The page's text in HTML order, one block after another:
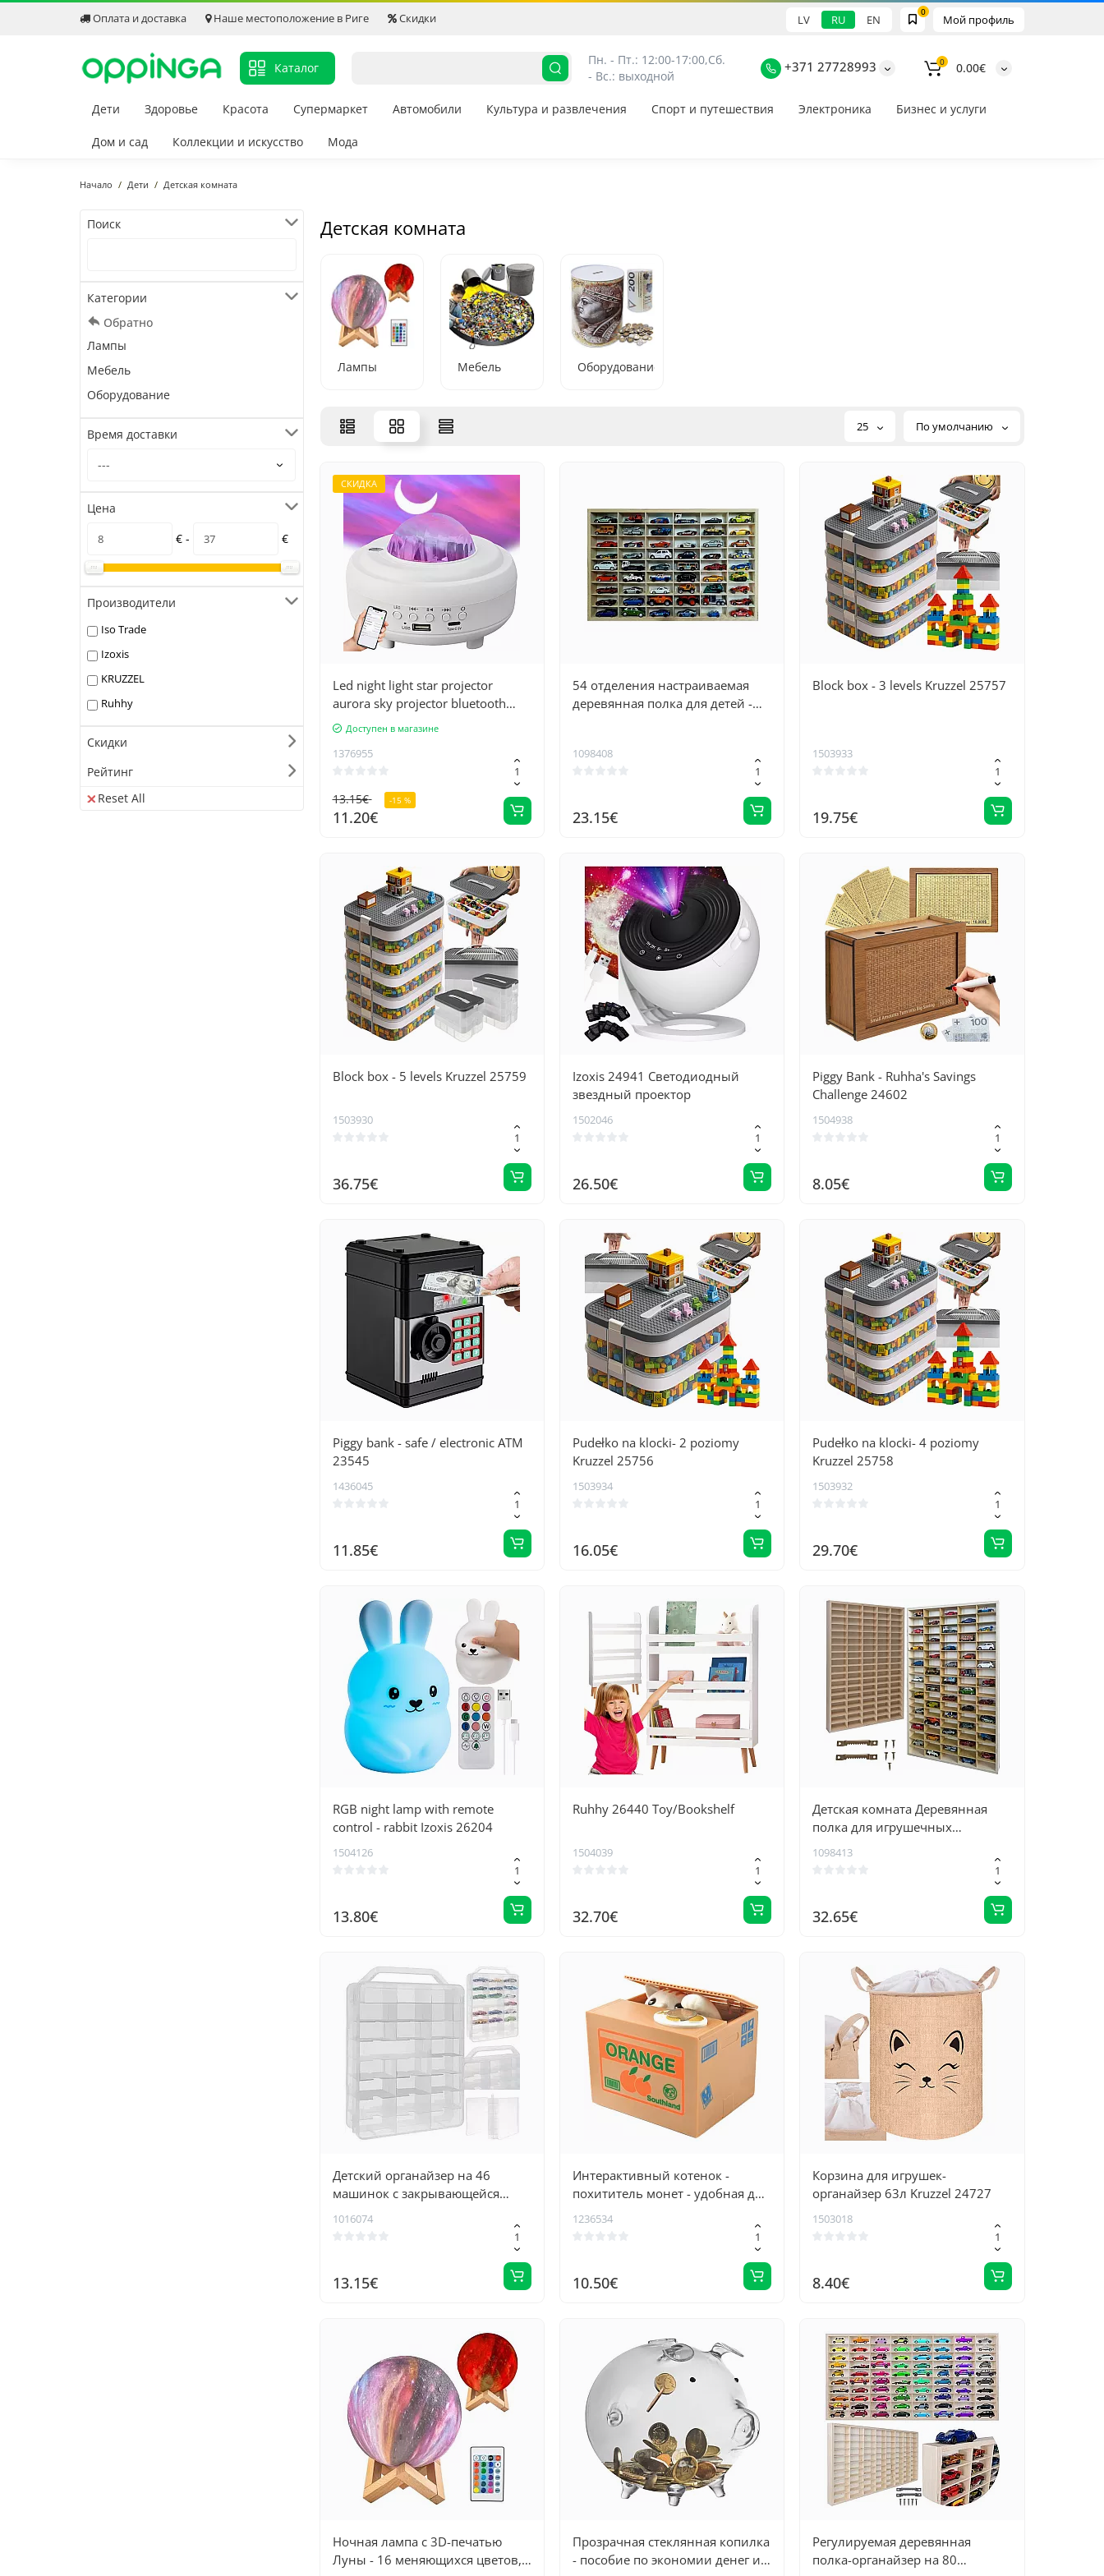
Оплата и доставка Наше местоположение в Риге Скидки Мой профиль
0
LV RU EN
Каталог
Пн. - Пт.: 12:00-17:00,Сб.
- Вс.: выходной
+371 27728993 0 0.00€
Дети Здоровье Красота Супермаркет Автомобили Культура и развлечения Спорт и путешествия Электроника Бизнес и услуги
Дом и сад Коллекции и искусство Мода
Начало Дети Детская комната
Поиск
Категории
Обратно
Лампы
Мебель
Оборудование
Время доставки
Цена
€ -
€
Производители
Iso Trade
Izoxis
KRUZZEL
Ruhhy
Скидки
Рейтинг
Reset All
Детская комната
Лампы Мебель Оборудование
25 По умолчанию
СКИДКА
Led night light star projector
aurora sky projector bluetooth
speaker
Доступен в магазине
1376955
13.15€ -15 %
11.20€
54 отделения настраиваемая
деревянная полка для детей -
1098408
23.15€
Block box - 3 levels Kruzzel 25757
1503933
19.75€
Block box - 5 levels Kruzzel 25759
1503930
36.75€
Izoxis 24941 Светодиодный
звездный проектор
1502046
26.50€
Piggy Bank - Ruhha's Savings
Challenge 24602
1504938
8.05€
Piggy bank - safe / electronic ATM
23545
1436045
11.85€
Pudełko na klocki- 2 poziomy
Kruzzel 25756
1503934
16.05€
Pudełko na klocki- 4 poziomy
Kruzzel 25758
1503932
29.70€
RGB night lamp with remote
control - rabbit Izoxis 26204
1504126
13.80€
Ruhhy 26440 Toy/Bookshelf
1504039
32.70€
Детская комната Деревянная
полка для игрушечных
1098413
32.65€
Детский органайзер на 46
машинок с закрывающейся
двусторонний чемоданчик для
1016074
13.15€
Интерактивный котенок -
похититель монет - удобная для
1236534
10.50€
Корзина для игрушек-
органайзер 63л Kruzzel 24727
1503018
8.40€
Ночная лампа с 3D-печатью
Луны - 16 меняющихся цветов,
Прозрачная стеклянная копилка
- пособие по экономии денег и
Регулируемая деревянная
полка-органайзер на 80